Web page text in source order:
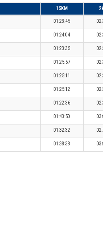
15KM
01:23:45
01:24:04
01:23:35
01:25:57
01:25:11
01:25:12
01:22:36
01:43:50
01:32:32
01:38:38